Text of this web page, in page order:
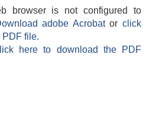
browser is not configured to
adobe Acrobatorclick
PDF file.
here to download the PDF